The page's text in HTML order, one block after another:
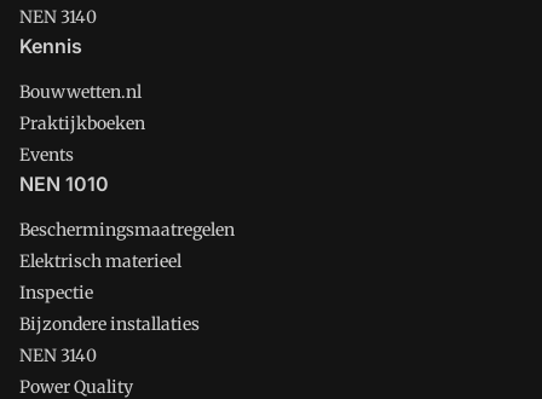
NEN 3140
Kennis
Bouwwetten.nl
Praktijkboeken
Events
NEN 1010
Beschermingsmaatregelen
Elektrisch materieel
Inspectie
Bijzondere installaties
NEN 3140
Power Quality